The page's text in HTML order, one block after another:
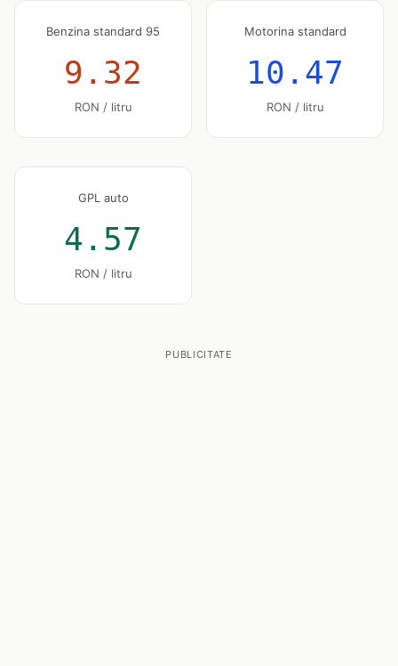
Benzina standard 95
9.32
RON / litru
Motorina standard
10.47
RON / litru
GPL auto
4.57
RON / litru
PUBLICITATE